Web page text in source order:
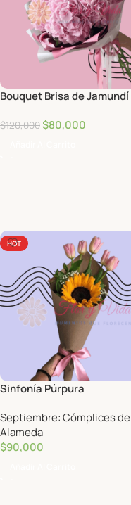
Bouquet Brisa de Jamundí
$120,000$80,000
HOT
Sinfonía Púrpura
Septiembre: Cómplices de
Alameda
$90,000